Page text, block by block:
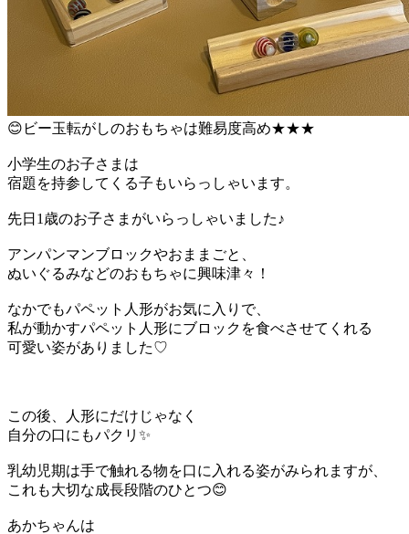
😊ビー玉転がしのおもちゃは難易度高め★★★
小学生のお子さまは
宿題を持参してくる子もいらっしゃいます。
先日1歳のお子さまがいらっしゃいました♪
アンパンマンブロックやおままごと、
ぬいぐるみなどのおもちゃに興味津々！
なかでもパペット人形がお気に入りで、
私が動かすパペット人形にブロックを食べさせてくれる
可愛い姿がありました♡
この後、人形にだけじゃなく
自分の口にもパクリ✨
乳幼児期は手で触れる物を口に入れる姿がみられますが、
これも大切な成長段階のひとつ😊
あかちゃんは